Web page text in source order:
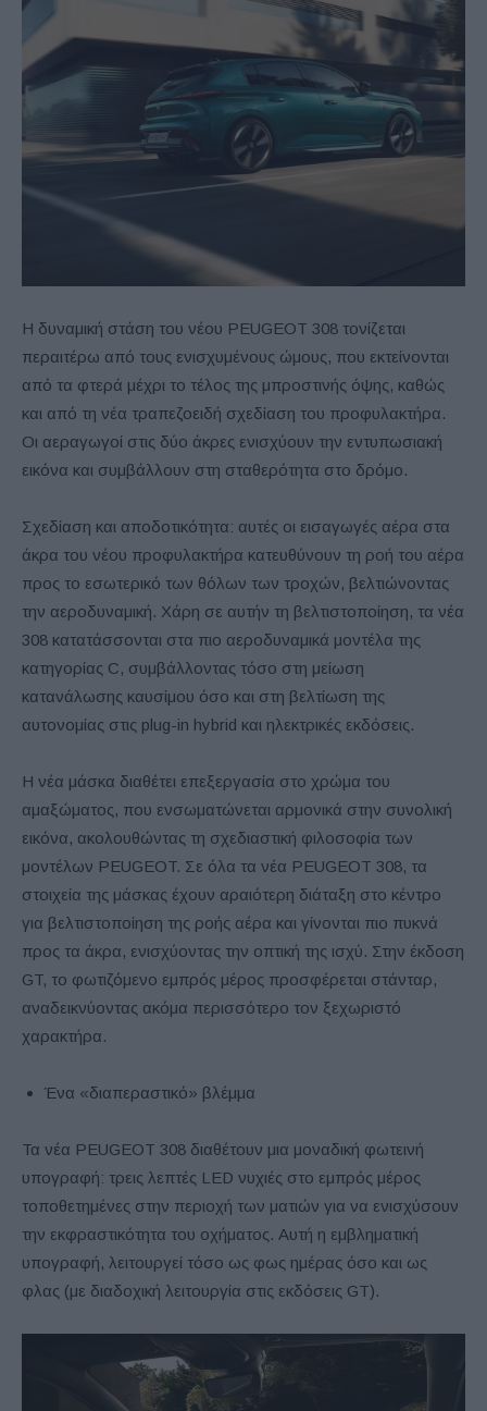
Η δυναμική στάση του νέου PEUGEOT 308 τονίζεται
περαιτέρω από τους ενισχυμένους ώμους, που εκτείνονται
από τα φτερά μέχρι το τέλος της μπροστινής όψης, καθώς
και από τη νέα τραπεζοειδή σχεδίαση του προφυλακτήρα.
Οι αεραγωγοί στις δύο άκρες ενισχύουν την εντυπωσιακή
εικόνα και συμβάλλουν στη σταθερότητα στο δρόμο.
Σχεδίαση και αποδοτικότητα: αυτές οι εισαγωγές αέρα στα
άκρα του νέου προφυλακτήρα κατευθύνουν τη ροή του αέρα
προς το εσωτερικό των θόλων των τροχών, βελτιώνοντας
την αεροδυναμική. Χάρη σε αυτήν τη βελτιστοποίηση, τα νέα
308 κατατάσσονται στα πιο αεροδυναμικά μοντέλα της
κατηγορίας C, συμβάλλοντας τόσο στη μείωση
κατανάλωσης καυσίμου όσο και στη βελτίωση της
αυτονομίας στις plug-in hybrid και ηλεκτρικές εκδόσεις.
Η νέα μάσκα διαθέτει επεξεργασία στο χρώμα του
αμαξώματος, που ενσωματώνεται αρμονικά στην συνολική
εικόνα, ακολουθώντας τη σχεδιαστική φιλοσοφία των
μοντέλων PEUGEOT. Σε όλα τα νέα PEUGEOT 308, τα
στοιχεία της μάσκας έχουν αραιότερη διάταξη στο κέντρο
για βελτιστοποίηση της ροής αέρα και γίνονται πιο πυκνά
προς τα άκρα, ενισχύοντας την οπτική της ισχύ. Στην έκδοση
GT, το φωτιζόμενο εμπρός μέρος προσφέρεται στάνταρ,
αναδεικνύοντας ακόμα περισσότερο τον ξεχωριστό
χαρακτήρα.
Ένα «διαπεραστικό» βλέμμα
Τα νέα PEUGEOT 308 διαθέτουν μια μοναδική φωτεινή
υπογραφή: τρεις λεπτές LED νυχιές στο εμπρός μέρος
τοποθετημένες στην περιοχή των ματιών για να ενισχύσουν
την εκφραστικότητα του οχήματος. Αυτή η εμβληματική
υπογραφή, λειτουργεί τόσο ως φως ημέρας όσο και ως
φλας (με διαδοχική λειτουργία στις εκδόσεις GT).